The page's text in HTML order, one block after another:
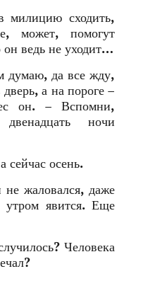
сходить,
может, помогут
он ведь не уходит…
думаю, да все жду,
а на пороге –
он. – Вспомни,
ночи
сейчас осень.
жаловался, даже
утром явится. Еще
Человека